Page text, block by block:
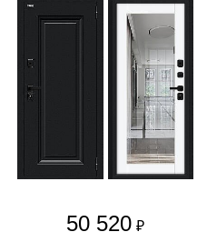
50 520 ₽